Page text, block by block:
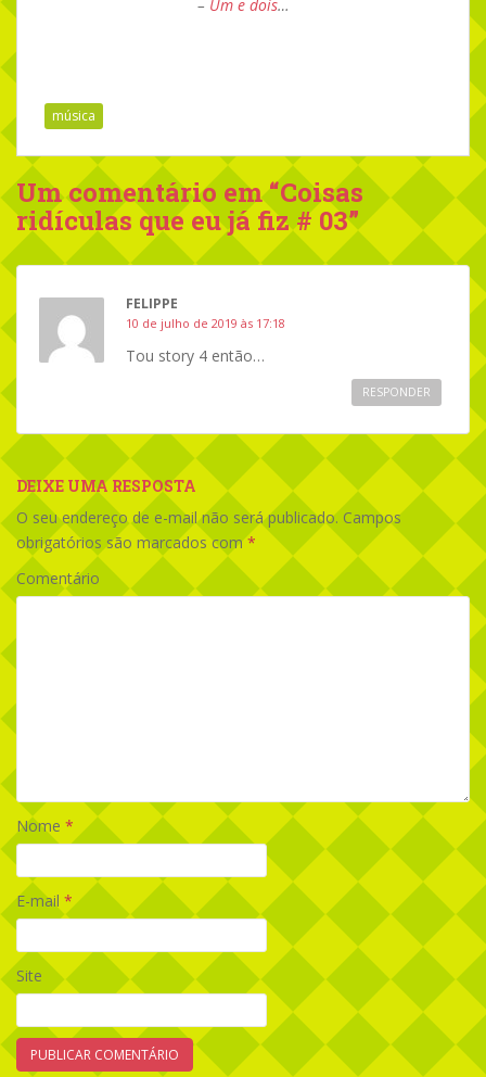
– Um e dois…
música
Um comentário em “Coisas
ridículas que eu já fiz # 03”
FELIPPE
10 de julho de 2019 às 17:18
Tou story 4 então…
RESPONDER
DEIXE UMA RESPOSTA
O seu endereço de e-mail não será publicado. Campos
obrigatórios são marcados com*
Comentário
Nome *
E-mail *
Site